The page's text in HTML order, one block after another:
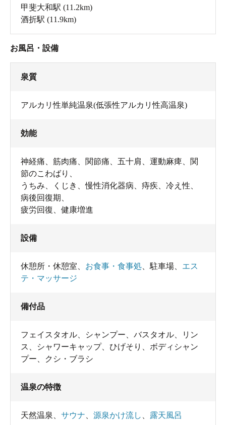
甲斐大和駅 (11.2km)
酒折駅 (11.9km)
お風呂・設備
泉質
アルカリ性単純温泉(低張性アルカリ性高温泉)
効能
神経痛、筋肉痛、関節痛、五十肩、運動麻痺、関
節のこわばり、
うちみ、くじき、慢性消化器病、痔疾、冷え性、
病後回復期、
疲労回復、健康増進
設備
休憩所・休憩室 お食事・食事処 駐車場
エス
テ・マッサージ
備付品
フェイスタオル シャンプー バスタオル
リン
ス
シャワーキャップ、 ひげそり
ボディシャン
プー
クシ・ブラシ
温泉の特徴
天然温泉 サウナ 源泉かけ流し 露天風呂